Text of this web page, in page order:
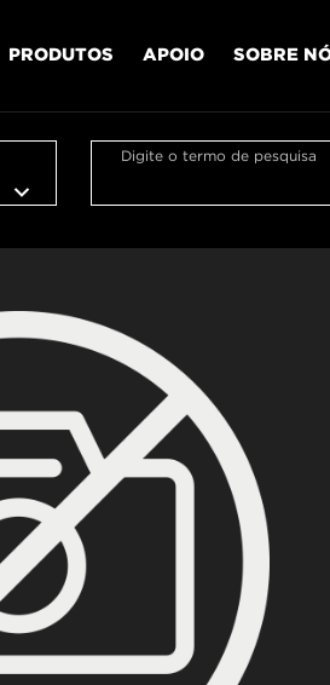
PRODUTOS APOIO SOBRE
Digite o termo de pesquisa